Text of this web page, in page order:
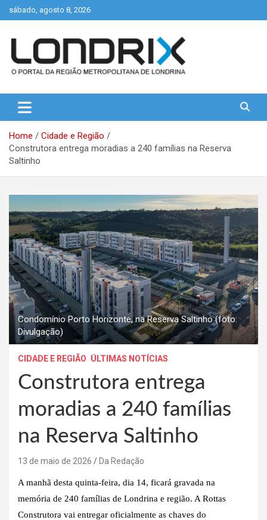
Skip
to
sábado, agosto 8, 2026
Londrix
Home
Cidade e Região
Construtora entrega moradias a 240 famílias na Reserva
Saltinho
Condomínio Porto Horizonte, na Reserva Saltinho (foto:
Divulgação)
CIDADE E REGIÃO ÚLTIMAS NOTÍCIAS
Construtora entrega
moradias a 240 famílias
na Reserva Saltinho
13 de maio de 2026 Da Redação
A manhã desta quinta-feira, dia 14, ficará gravada na
memória de 240 famílias de Londrina e região. A Rottas
Construtora vai entregar oficialmente as chaves do